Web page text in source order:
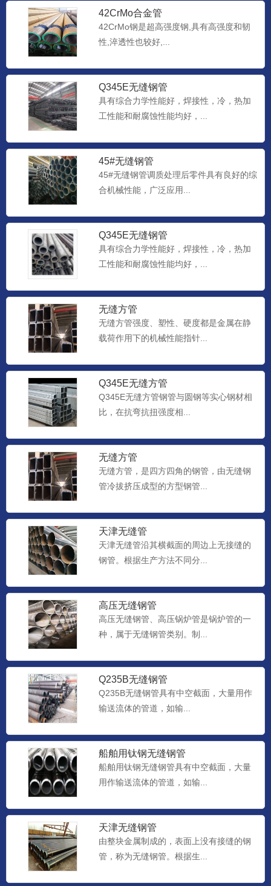
42CrMo合金管
42CrMo钢是超高强度钢,具有高强度和韧
性,淬透性也较好,...
Q345E无缝钢管
具有综合力学性能好，焊接性，冷，热加
工性能和耐腐蚀性能均好，...
45#无缝钢管
45#无缝钢管调质处理后零件具有良好的综
合机械性能，广泛应用...
Q345E无缝钢管
具有综合力学性能好，焊接性，冷，热加
工性能和耐腐蚀性能均好，...
无缝方管
无缝方管强度、塑性、硬度都是金属在静
载荷作用下的机械性能指针...
Q345E无缝方管
Q345E无缝方管钢管与圆钢等实心钢材相
比，在抗弯抗扭强度相...
无缝方管
无缝方管，是四方四角的钢管，由无缝钢
管冷拔挤压成型的方型钢管...
天津无缝管
天津无缝管沿其横截面的周边上无接缝的
钢管。根据生产方法不同分...
高压无缝钢管
高压无缝钢管、高压锅炉管是锅炉管的一
种，属于无缝钢管类别。制...
Q235B无缝钢管
Q235B无缝钢管具有中空截面，大量用作
输送流体的管道，如输...
船舶用钛钢无缝钢管
船舶用钛钢无缝钢管具有中空截面，大量
用作输送流体的管道，如输...
天津无缝钢管
由整块金属制成的，表面上没有接缝的钢
管，称为无缝钢管。根据生...